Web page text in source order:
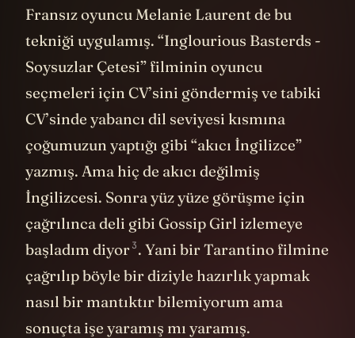
Fransız oyuncu Melanie Laurent de bu
tekniği uygulamış. “Inglourious Basterds -
Soysuzlar Çetesi” filminin oyuncu
seçmeleri için CV’sini göndermiş ve tabiki
CV’sinde yabancı dil seviyesi kısmına
çoğumuzun yaptığı gibi “akıcı İngilizce”
yazmış. Ama hiç de akıcı değilmiş
İngilizcesi. Sonra yüz yüze görüşme için
çağrılınca deli gibi Gossip Girl izlemeye
başladım diyor3. Yani bir Tarantino filmine
çağrılıp böyle bir diziyle hazırlık yapmak
nasıl bir mantıktır bilemiyorum ama
sonuçta işe yaramış mı yaramış.